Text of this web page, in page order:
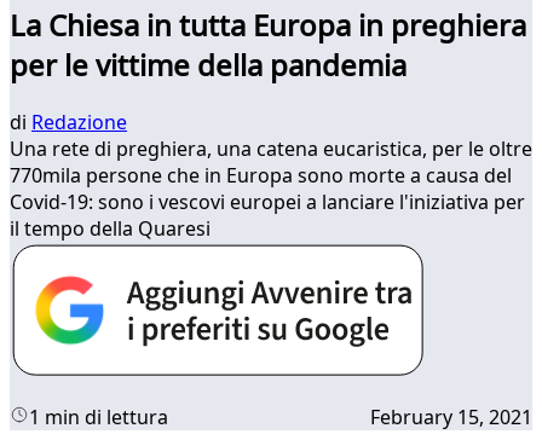
La Chiesa in tutta Europa in preghiera
per le vittime della pandemia
di Redazione
Una rete di preghiera, una catena eucaristica, per le oltre
770mila persone che in Europa sono morte a causa del
Covid-19: sono i vescovi europei a lanciare l'iniziativa per
il tempo della Quaresi
1 min di lettura February 15, 2021